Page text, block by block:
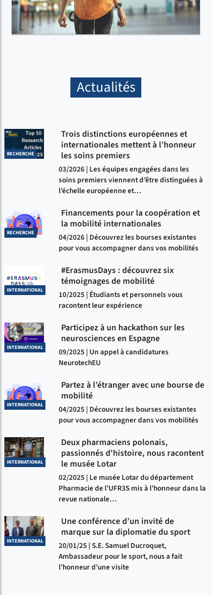
Actualités
RECHERCHE
Trois distinctions européennes et
internationales mettent à l’honneur
les soins premiers
03/2026 | Les équipes engagées dans les
soins premiers viennent d’être distinguées à
l’échelle européenne et…
RECHERCHE
Financements pour la coopération et
la mobilité internationales
04/2026 | Découvrez les bourses existantes
pour vous accompagner dans vos mobilités
INTERNATIONAL
#ErasmusDays : découvrez six
témoignages de mobilité
10/2025 | Étudiants et personnels vous
racontent leur expérience
INTERNATIONAL
Participez à un hackathon sur les
neurosciences en Espagne
09/2025 | Un appel à candidatures
NeurotechEU
INTERNATIONAL
Partez à l’étranger avec une bourse de
mobilité
04/2025 | Découvrez les bourses existantes
pour vous accompagner dans vos mobilités
INTERNATIONAL
Deux pharmaciens polonais,
passionnés d'histoire, nous racontent
le musée Lotar
02/2025 | Le musée Lotar du département
Pharmacie de l’UFR3S mis à l’honneur dans la
revue nationale…
INTERNATIONAL
Une conférence d’un invité de
marque sur la diplomatie du sport
20/01/25 | S.E. Samuel Ducroquet,
Ambassadeur pour le sport, nous a fait
l’honneur d’une visite